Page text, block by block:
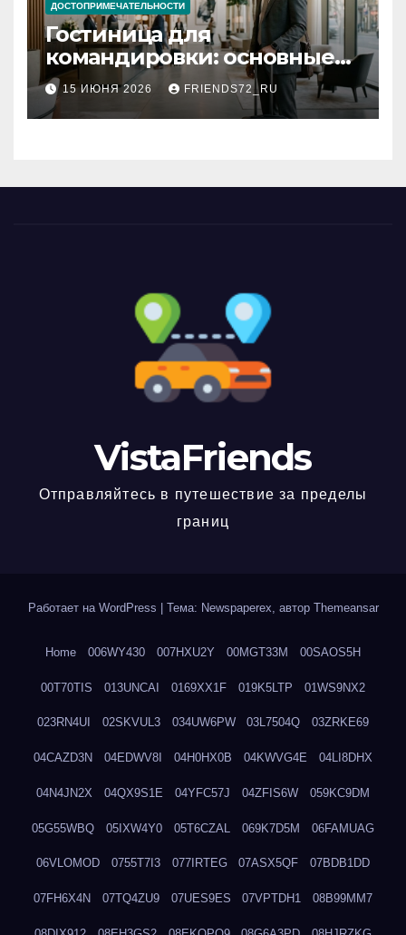
ДОСТОПРИМЕЧАТЕЛЬНОСТИ
Гостиница для
командировки: основные
критерии выбора
15 ИЮНЯ 2026 FRIENDS72_RU
VistaFriends
Отправляйтесь в путешествие за пределы
границ
Работает на WordPress Тема: Newspaperex, автор Themeansar
Home 006WY430 007HXU2Y 00MGT33M 00SAOS5H
00T70TIS 013UNCAI 0169XX1F 019K5LTP 01WS9NX2
023RN4UI 02SKVUL3 034UW6PW 03L7504Q 03ZRKE69
04CAZD3N 04EDWV8I 04H0HX0B 04KWVG4E 04LI8DHX
04N4JN2X 04QX9S1E 04YFC57J 04ZFIS6W 059KC9DM
05G55WBQ 05IXW4Y0 05T6CZAL 069K7D5M 06FAMUAG
06VLOMOD 0755T7I3 077IRTEG 07ASX5QF 07BDB1DD
07FH6X4N 07TQ4ZU9 07UES9ES 07VPTDH1 08B99MM7